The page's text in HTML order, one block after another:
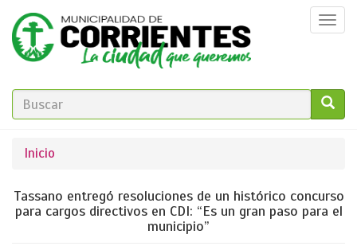
Pasar
contenido
principal
FORMULARIO
BÚSQUEDA
Se
encuentra
usted
Inicio
Tassano entregó resoluciones de un histórico concurso
para cargos directivos en CDI: “Es un gran paso para el
municipio”